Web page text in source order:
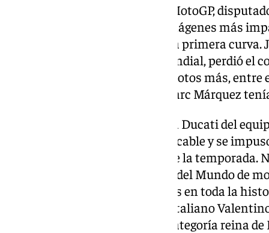
El Gran Premio de Hungría de MotoGP,
Balaton Park, dejó una de las imágenes más
de que se completara siquiera la primera
clasificado del campeonato mundial, perdió el
arrastró en su caída a cuatro pilotos más,
Bezzecchi. En ese momento, Marc Márquez
El piloto catalán, que pilota una Ducati del
situación con una carrera impecable y se
su cuarto triunfo en domingo de la temporada.
número 100 en el Campeonato del Mundo de
han alcanzado antes dos pilotos en toda la
Agostini, con 122, y el también italiano
de su triunfo número 74 en la categoría reina